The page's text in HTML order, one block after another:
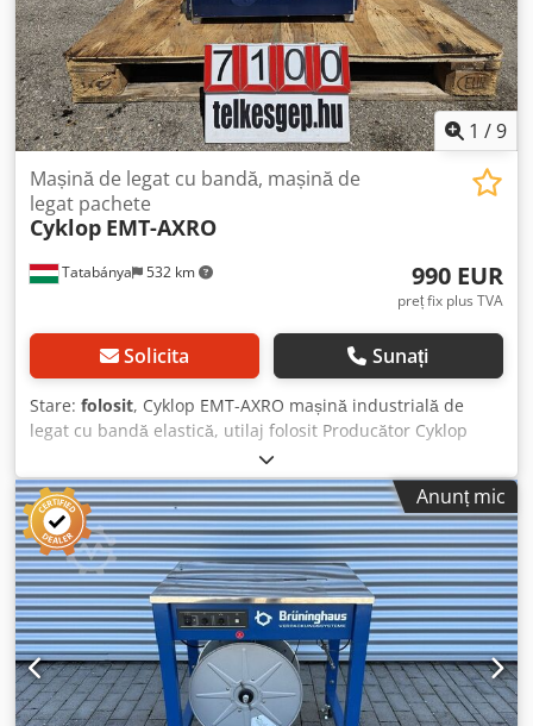
1 /9
Tatabánya 532 km
Mașină de legat cu bandă, mașină de
legat pachete
Cyklop EMT-AXRO
990 EUR
preț fix plus TVA
Solicita Sunați
Stare: folosit, Cyklop EMT-AXRO mașină industrială de
legat cu bandă elastică, utilaj folosit Producător Cyklop
International GmbH (Köln, Germania) Djdpozh Uu Nefx
Aqijck Model EMT-AXRO Specificații tehnice An fabricație:
2003 Alimentare: 230 V / 50 Hz Consum de energie: 0,18
kW Dimensiuni totale Lățime: 570 mm Adâncime: 460 mm
Înălțime: 720 mm Greutate: 30 kg
Anunț mic